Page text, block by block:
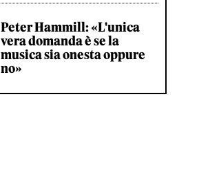
Peter Hammill: «L'unica
vera domanda è se la
musica sia onesta oppure
no»